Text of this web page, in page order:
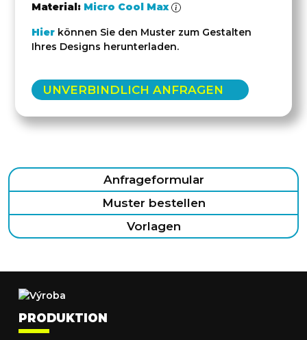
Material: Micro Cool Max
Hier können Sie den Muster zum Gestalten
Ihres Designs herunterladen.
UNVERBINDLICH ANFRAGEN
Anfrageformular
Muster bestellen
Vorlagen
PRODUKTION